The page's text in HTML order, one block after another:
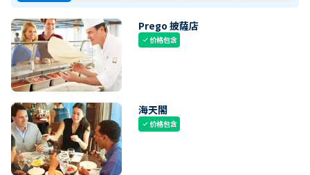
Prego 披薩店
check价格包含
海天閣
check价格包含